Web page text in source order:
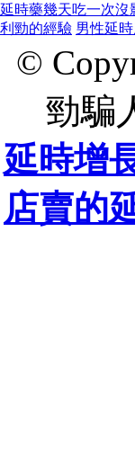
延時藥幾天吃一次沒
利勁的經驗 男性延
©
勁騙
延時增
店賣的